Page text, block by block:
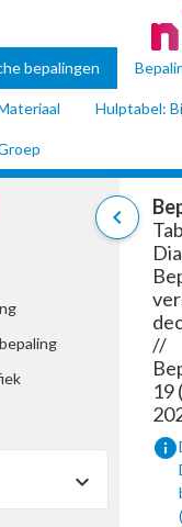
bepalingen
Hulptabel:
chevron_left
//
19
info